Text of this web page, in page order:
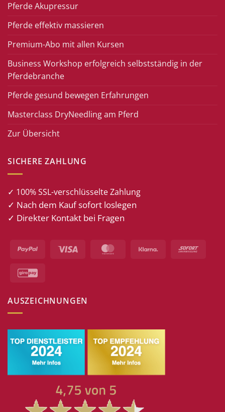
Pferde Akupressur
Pferde effektiv massieren
Premium-Abo mit allen Kursen
Business Workshop erfolgreich selbstständig in der
Pferdebranche
Pferde gesund bewegen Erfahrungen
Masterclass DryNeedling am Pferd
Zur Übersicht
SICHERE ZAHLUNG
✓ 100% SSL-verschlüsselte Zahlung
✓ Nach dem Kauf sofort loslegen
✓ Direkter Kontakt bei Fragen
PayPal Visa MasterCard Klarna Sofort
GiroPay
AUSZEICHNUNGEN